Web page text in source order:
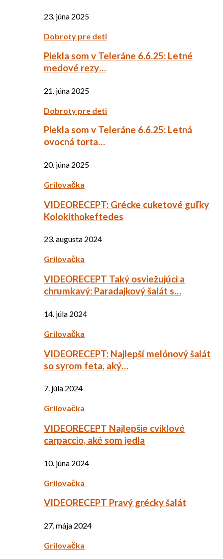
23. júna 2025
Dobroty pre deti
Piekla som v Teleráne 6.6.25: Letné
medové rezy…
21. júna 2025
Dobroty pre deti
Piekla som v Teleráne 6.6.25: Letná
ovocná torta…
20. júna 2025
Grilovačka
VIDEORECEPT: Grécke cuketové guľky
Kolokithokeftedes
23. augusta 2024
Grilovačka
VIDEORECEPT Taký osviežujúci a
chrumkavý: Paradajkový šalát s…
14. júla 2024
Grilovačka
VIDEORECEPT: Najlepší melónový šalát
so syrom feta, aký…
7. júla 2024
Grilovačka
VIDEORECEPT Najlepšie cviklové
carpaccio, aké som jedla
10. júna 2024
Grilovačka
VIDEORECEPT Pravý grécky šalát
27. mája 2024
Grilovačka